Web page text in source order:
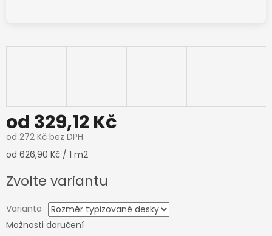
od 329,12 Kč
od 272 Kč bez DPH
Měrná
od 626,90 Kč / 1 m2
Zvolte variantu
Varianta
Možnosti doručení